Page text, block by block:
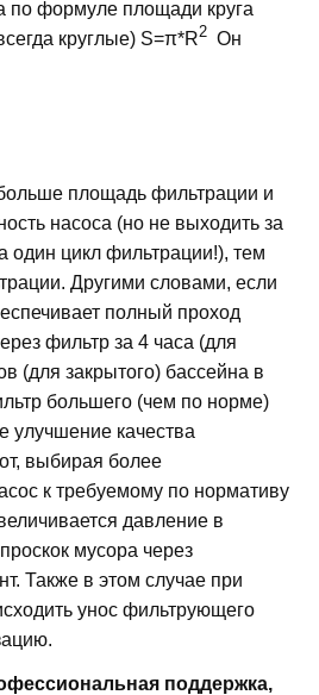
по формуле площади круга
круглые) S=π*R2 Он
площадь фильтрации и
насоса (но не выходить за
один цикл фильтрации!), тем
Другими словами, если
полный проход
фильтр за 4 часа (для
(для закрытого) бассейна в
большего (чем по норме)
улучшение качества
выбирая более
к требуемому по нормативу
давление в
мусора через
Также в этом случае при
унос фильтрующего
поддержка,